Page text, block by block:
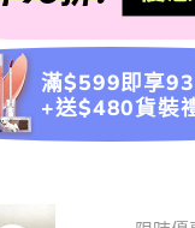
滿$599即享93
+送$480貨裝